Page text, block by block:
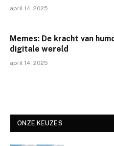
april 14, 2025
Memes: De kracht van
digitale wereld
april 14, 2025
ONZE KEUZES